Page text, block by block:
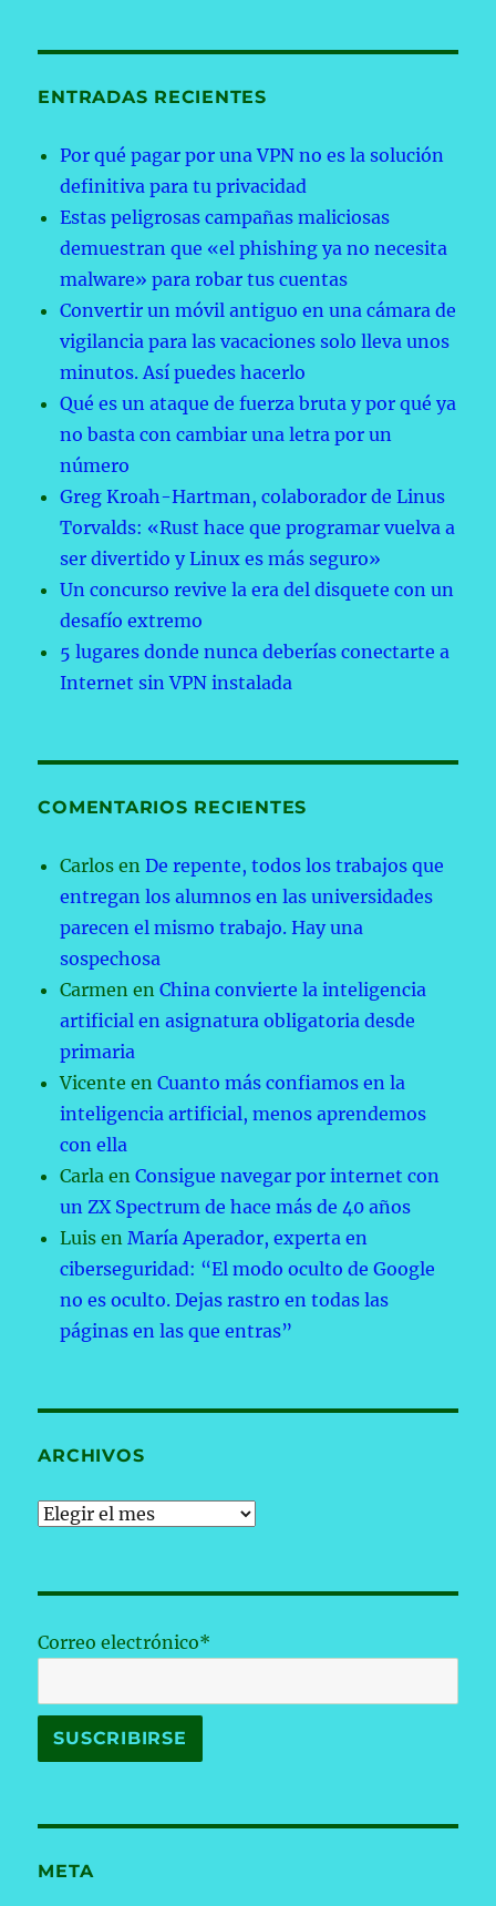
ENTRADAS RECIENTES
Por qué pagar por una VPN no es la solución
definitiva para tu privacidad
Estas peligrosas campañas maliciosas
demuestran que «el phishing ya no necesita
malware» para robar tus cuentas
Convertir un móvil antiguo en una cámara de
vigilancia para las vacaciones solo lleva unos
minutos. Así puedes hacerlo
Qué es un ataque de fuerza bruta y por qué ya
no basta con cambiar una letra por un
número
Greg Kroah-Hartman, colaborador de Linus
Torvalds: «Rust hace que programar vuelva a
ser divertido y Linux es más seguro»
Un concurso revive la era del disquete con un
desafío extremo
5 lugares donde nunca deberías conectarte a
Internet sin VPN instalada
COMENTARIOS RECIENTES
Carlos enDe repente, todos los trabajos que
entregan los alumnos en las universidades
parecen el mismo trabajo. Hay una
sospechosa
Carmen enChina convierte la inteligencia
artificial en asignatura obligatoria desde
primaria
Vicente enCuanto más confiamos en la
inteligencia artificial, menos aprendemos
con ella
Carla enConsigue navegar por internet con
un ZX Spectrum de hace más de 40 años
Luis enMaría Aperador, experta en
ciberseguridad: “El modo oculto de Google
no es oculto. Dejas rastro en todas las
páginas en las que entras”
ARCHIVOS
Archivos
Correo electrónico*
META